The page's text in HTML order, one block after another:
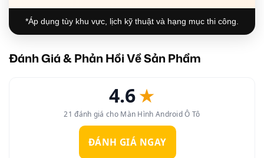
*Áp dụng tùy khu vực, lịch kỹ thuật và hạng mục thi công.
Đánh Giá & Phản Hồi Về Sản Phẩm
4.6★
21 đánh giá cho Màn Hình Android Ô Tô
ĐÁNH GIÁ NGAY